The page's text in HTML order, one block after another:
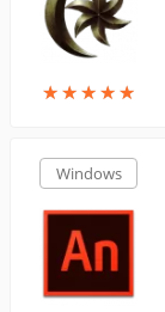
★★★★★
★★★★★
Windows